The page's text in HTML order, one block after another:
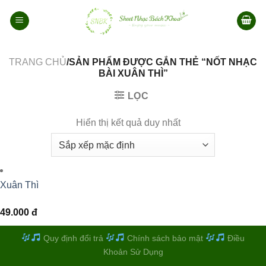
qua
TRANG CHỦ/SẢN PHẨM ĐƯỢC GẮN THẺ “NỐT NHẠC
BÀI XUÂN THÌ”
LỌC
Hiển thị kết quả duy nhất
Xuân Thì
49.000 đ
Quy định đổi trả Chính sách bảo mật
Điều
Khoản Sử Dụng